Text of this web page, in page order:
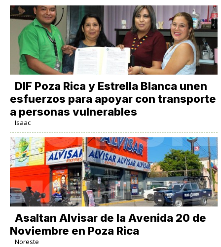
DIF Poza Rica y Estrella Blanca unen
esfuerzos para apoyar con transporte
a personas vulnerables
Isaac
Asaltan Alvisar de la Avenida 20 de
Noviembre en Poza Rica
Noreste